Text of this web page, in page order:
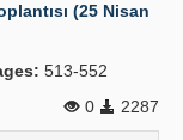
(25 Nisan
513-552
0
2287